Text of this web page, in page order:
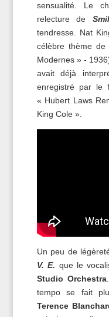
sensualité. Le
relecture de
tendresse. Nat
célèbre thème
Modernes » -
avait déjà
enregistré par le
« Hubert Laws
King Cole ».
Un peu de
V. E. que le
Studio Orchestra
tempo se fait
Terence